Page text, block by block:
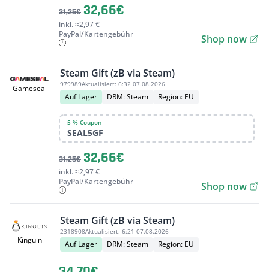
31,25€ 32,66€
inkl. ≈2,97 €
PayPal/Kartengebühr
Shop now
Gameseal
Steam Gift (zB via Steam)
979989Aktualisiert: 6:32 07.08.2026
Auf Lager DRM: Steam Region: EU
5 % Coupon
SEAL5GF
31,25€ 32,66€
inkl. ≈2,97 €
PayPal/Kartengebühr
Shop now
Kinguin
Steam Gift (zB via Steam)
2318908Aktualisiert: 6:21 07.08.2026
Auf Lager DRM: Steam Region: EU